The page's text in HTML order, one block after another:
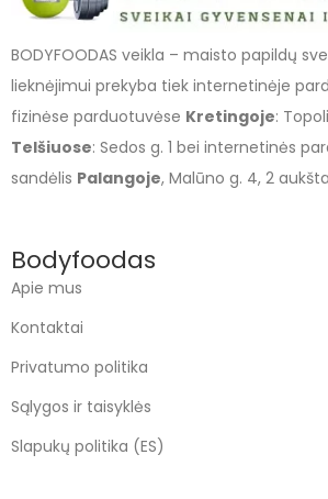
BODYFOODAS veikla – maisto papildų
lieknėjimui prekyba tiek internetinėje
fizinėse parduotuvėse Kretingoje:
Telšiuose: Sedos g. 1 bei internetinės
sandėlis Palangoje, Malūno g. 4, 2
Bodyfoodas
Apie mus
Kontaktai
Privatumo politika
Sąlygos ir taisyklės
Slapukų politika (ES)